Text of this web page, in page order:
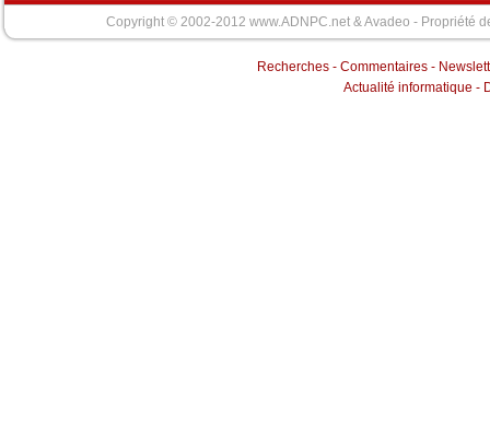
Copyright © 2002-2012 www.ADNPC.net &Avadeo - Propriété
Recherches - Commentaires -
Actualité informatique -